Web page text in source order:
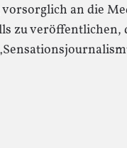
an die
zu veröffentlichen,